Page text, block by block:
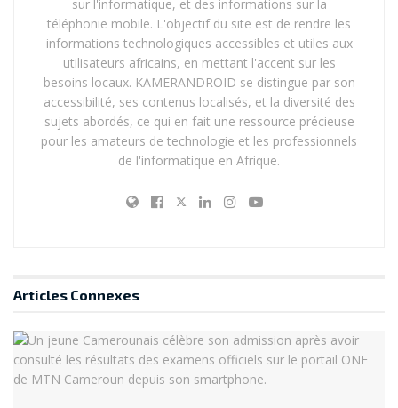
sur l'informatique, et des informations sur la
téléphonie mobile. L'objectif du site est de rendre les
informations technologiques accessibles et utiles aux
utilisateurs africains, en mettant l'accent sur les
besoins locaux. KAMERANDROID se distingue par son
accessibilité, ses contenus localisés, et la diversité des
sujets abordés, ce qui en fait une ressource précieuse
pour les amateurs de technologie et les professionnels
de l'informatique en Afrique.
Articles Connexes